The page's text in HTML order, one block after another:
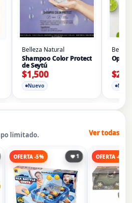
Belleza Natural
Shampoo Color Protect
de Seytú
Nuevo
$1,500 $
limitado. Ver todas
OFERTA -5% 1 OFERTA -6%